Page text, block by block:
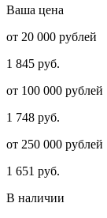
Ваша цена
от 20 000 рублей
1 845 руб.
от 100 000 рублей
1 748 руб.
от 250 000 рублей
1 651 руб.
В наличии